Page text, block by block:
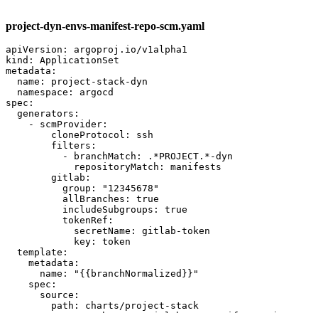
project-dyn-envs-manifest-repo-scm.yaml
apiVersion: argoproj.io/v1alpha1
kind: ApplicationSet
metadata:
  name: project-stack-dyn
  namespace: argocd
spec:
  generators:
    - scmProvider:
        cloneProtocol: ssh
        filters:
          - branchMatch: .*PROJECT.*-dyn
            repositoryMatch: manifests
        gitlab:
          group: "12345678"
          allBranches: true
          includeSubgroups: true
          tokenRef:
            secretName: gitlab-token
            key: token
  template:
    metadata:
      name: "{{branchNormalized}}"
    spec:
      source:
        path: charts/project-stack